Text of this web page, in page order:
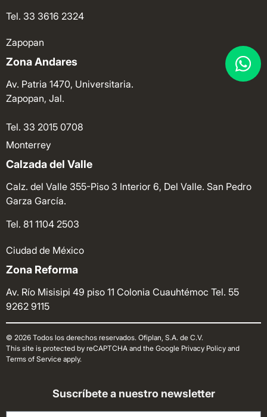
Tel. 33 3616 2324
Zapopan
Zona Andares
Av. Patria 1470, Universitaria.
Zapopan, Jal.
Tel. 33 2015 0708
Monterrey
Calzada del Valle
Calz. del Valle 355-Piso 3 Interior 6, Del Valle. San Pedro
Garza García.
Tel. 81 1104 2503
Ciudad de México
Zona Reforma
Av. Río Misisipi 49 piso 11 Colonia Cuauhtémoc Tel. 55
9262 9115
© 2026 Todos los derechos reservados. Ofiplan, S.A. de C.V.
This site is protected by reCAPTCHA and the Google Privacy Policy and
Terms of Service apply.
Suscríbete a nuestro newsletter